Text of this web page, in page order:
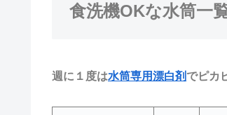
食洗機OKな水筒一
週に１度は水筒専用漂白剤 でピカ